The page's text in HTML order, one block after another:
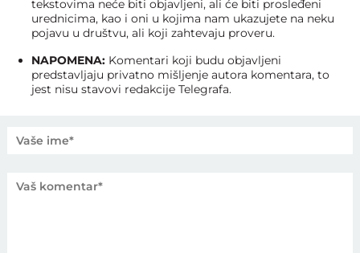
tekstovima neće biti objavljeni, ali će biti prosleđeni
urednicima, kao i oni u kojima nam ukazujete na neku
pojavu u društvu, ali koji zahtevaju proveru.
NAPOMENA: Komentari koji budu objavljeni
predstavljaju privatno mišljenje autora komentara, to
jest nisu stavovi redakcije Telegrafa.